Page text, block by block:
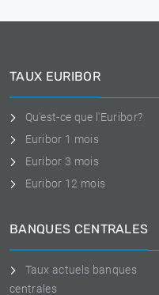
TAUX EURIBOR
Qu'est-ce que l'Euribor?
Euribor 1 mois
Euribor 3 mois
Euribor 12 mois
BANQUES CENTRALES
Taux actuels banques
centrales